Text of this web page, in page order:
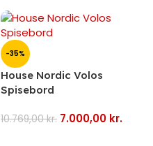
-35%
House Nordic Volos
Spisebord
10.769,00kr. 7.000,00 kr.